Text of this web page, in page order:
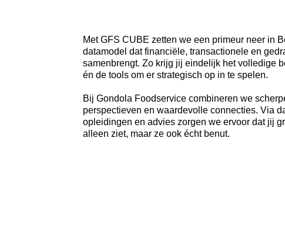
Met GFS CUBE zetten we een primeur neer in
datamodel dat financiële, transactionele en
samenbrengt. Zo krijg jij eindelijk het volledige
én de tools om er strategisch op in te spelen.
Bij Gondola Foodservice combineren we
perspectieven en waardevolle connecties. Via
opleidingen en advies zorgen we ervoor dat jij
alleen ziet, maar ze ook écht benut.